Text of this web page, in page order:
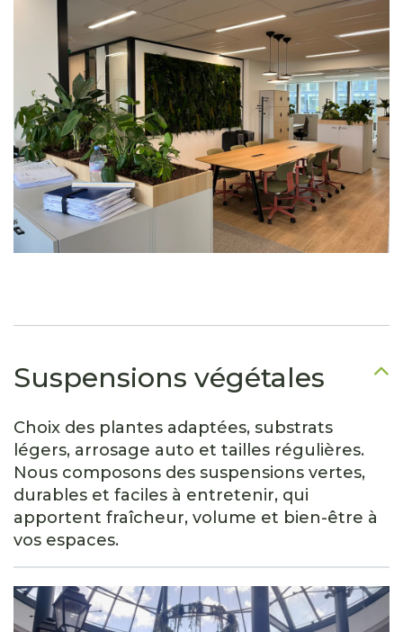
Suspensions végétales
Choix des plantes adaptées, substrats
légers, arrosage auto et tailles régulières.
Nous composons des suspensions vertes,
durables et faciles à entretenir, qui
apportent fraîcheur, volume et bien-être à
vos espaces.